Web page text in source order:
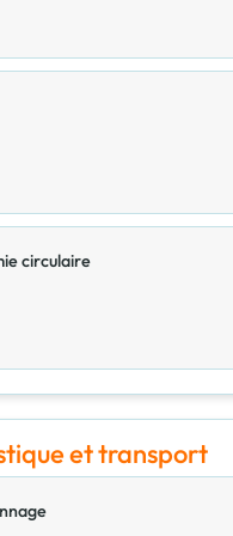
circulaire
et transport